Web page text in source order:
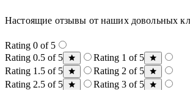
Настоящие отзывы от наших довольных
Rating 0 of 5
Rating 0.5 of 5
Rating 1 of 5
Rating 1.5 of 5
Rating 2 of 5
Rating 2.5 of 5
Rating 3 of 5